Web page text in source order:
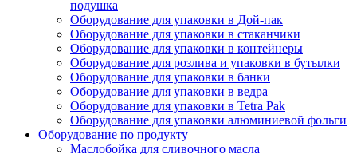
подушка
Оборудование для упаковки в Дой-пак
Оборудование для упаковки в стаканчики
Оборудование для упаковки в контейнеры
Оборудование для розлива и упаковки в бутылки
Оборудование для упаковки в банки
Оборудование для упаковки в ведра
Оборудование для упаковки в Tetra Pak
Оборудование для упаковки алюминиевой фольги
Оборудование по продукту
Маслобойка для сливочного масла